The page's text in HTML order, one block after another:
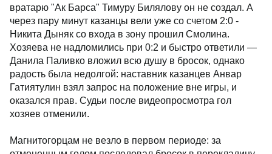
вратарю "Ак Барса" Тимуру Билялову он не создал. А
через пару минут казанцы вели уже со счетом 2:0 -
Никита Дыняк со входа в зону прошил Смолина.
Хозяева не надломились при 0:2 и быстро ответили —
Данила Паливко вложил всю душу в бросок, однако
радость была недолгой: наставник казанцев Анвар
Гатиятулин взял запрос на положение вне игры, и
оказался прав. Судьи после видеопросмотра гол
хозяев отменили.
Магнитогорцам не везло в первом периоде: за